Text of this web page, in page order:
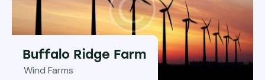
Buffalo Ridge Farm
Wind Farms